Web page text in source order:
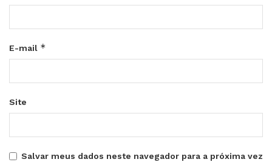
E-mail *
Site
Salvar meus dados neste navegador para a próxima vez